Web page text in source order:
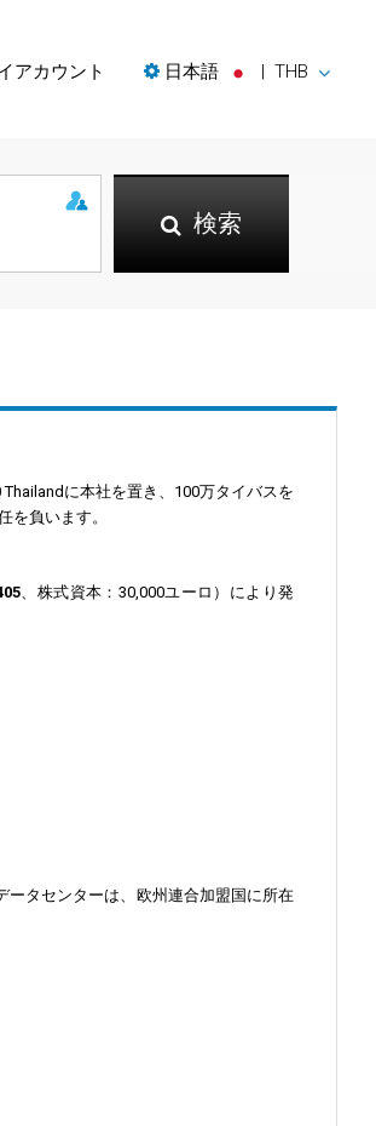
アカウント 日本語 | THB
検索
に本社を置き、100万タイバスを
を負います。
、株式資本：30,000ユーロ）により発
ータセンターは、欧州連合加盟国に所在